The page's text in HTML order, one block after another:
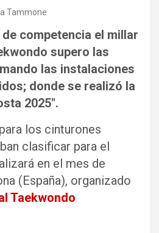
Tammone
competencia el millar
supero las
las instalaciones
donde se realizó la
2025″.
los cinturones
clasificar para el
en el mes de
(España), organizado
Taekwondo